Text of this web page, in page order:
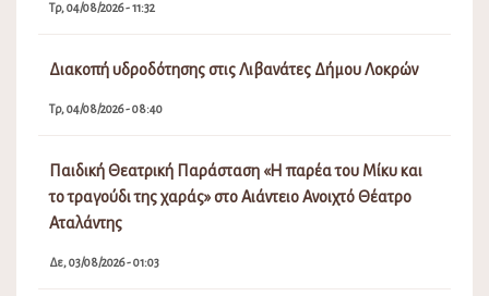
Τρ, 04/08/2026 - 11:32
Διακοπή υδροδότησης στις Λιβανάτες Δήμου Λοκρών
Τρ, 04/08/2026 - 08:40
Παιδική Θεατρική Παράσταση «Η παρέα του Μίκυ και
το τραγούδι της χαράς» στο Αιάντειο Ανοιχτό Θέατρο
Αταλάντης
Δε, 03/08/2026 - 01:03